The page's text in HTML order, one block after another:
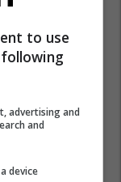
to use
advertising and
and
device